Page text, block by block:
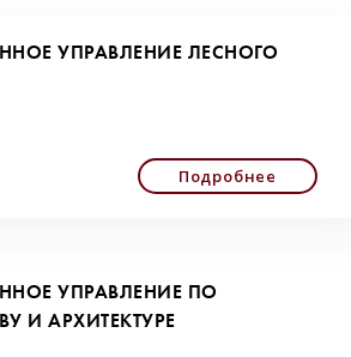
УПРАВЛЕНИЕ ЛЕСНОГО
Подробнее
УПРАВЛЕНИЕ ПО
И АРХИТЕКТУРЕ